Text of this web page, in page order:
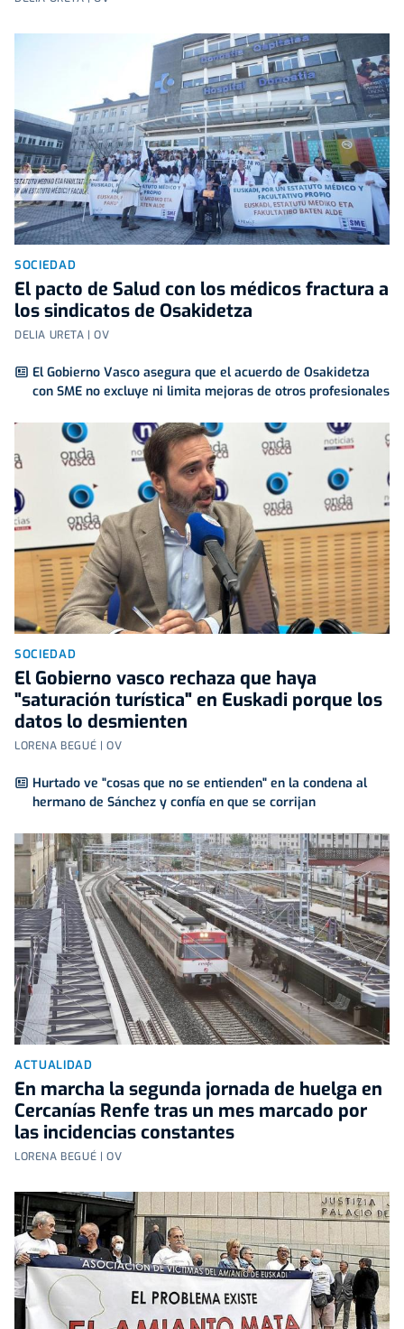
SOCIEDAD
El pacto de Salud con los médicos fractura a
los sindicatos de Osakidetza
DELIA URETA | OV
El Gobierno Vasco asegura que el acuerdo de Osakidetza
con SME no excluye ni limita mejoras de otros profesionales
SOCIEDAD
El Gobierno vasco rechaza que haya
"saturación turística" en Euskadi porque los
datos lo desmienten
LORENA BEGUÉ | OV
Hurtado ve "cosas que no se entienden" en la condena al
hermano de Sánchez y confía en que se corrijan
ACTUALIDAD
En marcha la segunda jornada de huelga en
Cercanías Renfe tras un mes marcado por
las incidencias constantes
LORENA BEGUÉ | OV